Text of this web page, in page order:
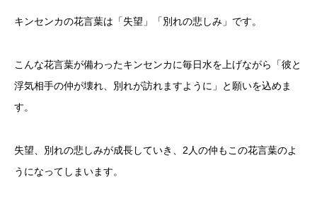
キンセンカの花言葉は「失望」「別れの悲しみ」です。
こんな花言葉が備わったキンセンカに毎日水を上げながら「彼と
浮気相手の仲が壊れ、別れが訪れますように」と願いを込めま
す。
失望、別れの悲しみが成長していき、2人の仲もこの花言葉のよ
うになってしまいます。